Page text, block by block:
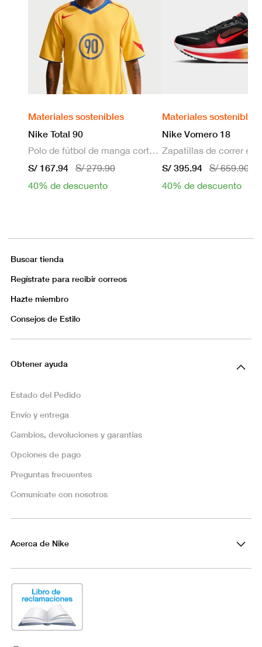
Materiales sostenibles
Nike Total 90
Polo de fútbol de manga corta Dri-FIT para hombre
S/ 167.94
S/ 279.90
40% de descuento
Materiales sostenibles
Nike Vomero 18
S/ 395.94
S/ 659.90
40% de descuento
Buscar tienda
Regístrate para recibir correos
Hazte miembro
Consejos de Estilo
Obtener ayuda
Estado del Pedido
Envío y entrega
Cambios, devoluciones y garantías
Opciones de pago
Preguntas frecuentes
Comunícate con nosotros
Acerca de Nike